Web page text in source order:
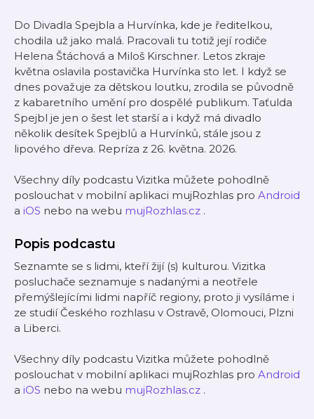
Do Divadla Spejbla a Hurvínka, kde je ředitelkou,
chodila už jako malá. Pracovali tu totiž její rodiče
Helena Štáchová a Miloš Kirschner. Letos zkraje
května oslavila postavička Hurvínka sto let. I když se
dnes považuje za dětskou loutku, zrodila se původně
z kabaretního umění pro dospělé publikum. Taťulda
Spejbl je jen o šest let starší a i když má divadlo
několik desítek Spejblů a Hurvínků, stále jsou z
lipového dřeva. Repríza z 26. května. 2026.
Všechny díly podcastu Vizitka můžete pohodlně
poslouchat v mobilní aplikaci mujRozhlas pro Android
a iOS nebo na webu mujRozhlas.cz .
Popis podcastu
Seznamte se s lidmi, kteří žijí (s) kulturou. Vizitka
posluchače seznamuje s nadanými a neotřele
přemýšlejícími lidmi napříč regiony, proto ji vysíláme i
ze studií Českého rozhlasu v Ostravě, Olomouci, Plzni
a Liberci.
Všechny díly podcastu Vizitka můžete pohodlně
poslouchat v mobilní aplikaci mujRozhlas pro Android
a iOS nebo na webu mujRozhlas.cz .